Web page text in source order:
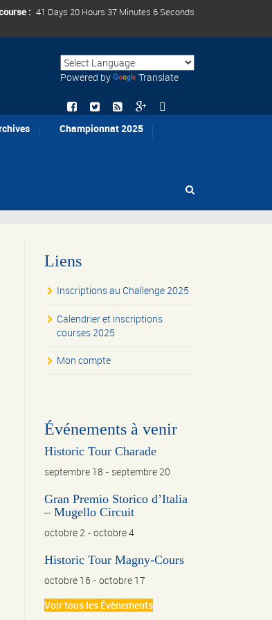
: 41 Days 20 Hours 37 Minutes 6 Seconds
Powered by Translate
Championnat 2025
Liens
Inscriptions au Challenge 2025
Calendrier et inscriptions
courses 2025
Mon compte
Événements à venir
Historic Tour Charade
septembre 18 - septembre 20
Gran Premio Storico d’Italia
– Mugello Circuit
octobre 2 - octobre 4
Historic Tour Magny-Cours
octobre 16- octobre 17
Voir tous les Évènements